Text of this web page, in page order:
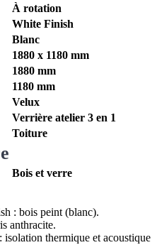
À rotation
White Finish
Blanc
1880 x 1180 mm
1880 mm
1180 mm
Velux
Verrière atelier 3 en 1
Toiture
Bois et verre
: bois peint (blanc).
anthracite.
thermique et acoustique